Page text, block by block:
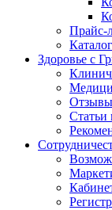
Прайс-
Здоровье с
Отзывы
Статьи